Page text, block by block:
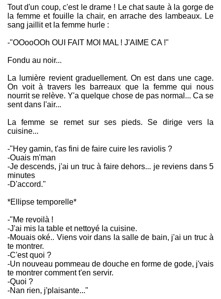
Tout d'un coup, c'est le drame ! Le chat saute à la gorge de
la femme et fouille la chair, en arrache des lambeaux. Le
sang jaillit et la femme hurle :
-"OOooOOh OUI FAIT MOI MAL ! J'AIME CA !"
Fondu au noir...
La lumière revient graduellement. On est dans une cage.
On voit à travers les barreaux que la femme qui nous
nourrit se relève. Y'a quelque chose de pas normal... Ca se
sent dans l'air...
La femme se remet sur ses pieds. Se dirige vers la
cuisine...
-"Hey gamin, t'as fini de faire cuire les raviolis ?
-Ouais m'man
-Je descends, j'ai un truc à faire dehors... je reviens dans 5
minutes
-D'accord."
*Ellipse temporelle*
-"Me revoilà !
-J'ai mis la table et nettoyé la cuisine.
-Mouais oké.. Viens voir dans la salle de bain, j'ai un truc à
te montrer.
-C'est quoi ?
-Un nouveau pommeau de douche en forme de gode, j'vais
te montrer comment t'en servir.
-Quoi ?
-Nan rien, j'plaisante..."